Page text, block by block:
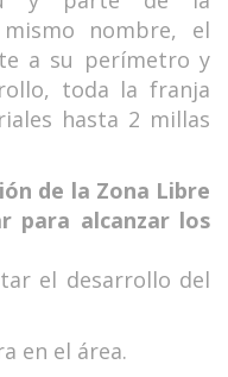
nombre, el
a su perímetro y
toda la franja
hasta 2 millas
de la Zona Libre
para alcanzar los
el desarrollo del
en el área.